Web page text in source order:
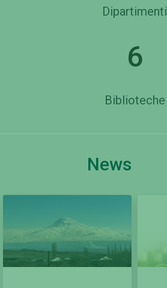
Dipartimenti
6
Biblioteche
News